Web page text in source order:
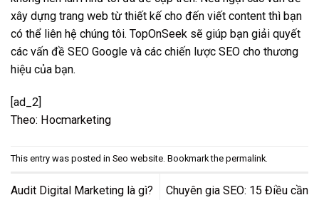
xây dựng trang web từ thiết kế cho đến viết content thì bạn
có thể liên hệ chúng tôi. TopOnSeek sẽ giúp bạn giải quyết
các vấn đề SEO Google và các chiến lược SEO cho thương
hiệu của bạn.
[ad_2]
Theo: Hocmarketing
This entry was posted in Seo website . Bookmark the permalink
Audit Digital Marketing là gì?
Chuyên gia SEO: 15 Điều cần